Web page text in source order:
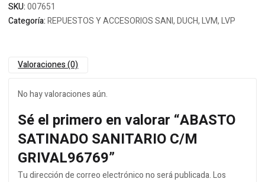
SKU:007651
Categoría:REPUESTOS Y ACCESORIOS SANI, DUCH, LVM, LVP
Valoraciones (0)
No hay valoraciones aún.
Sé el primero en valorar “ABASTO
SATINADO SANITARIO C/M
GRIVAL96769”
Tu dirección de correo electrónico no será publicada.Los